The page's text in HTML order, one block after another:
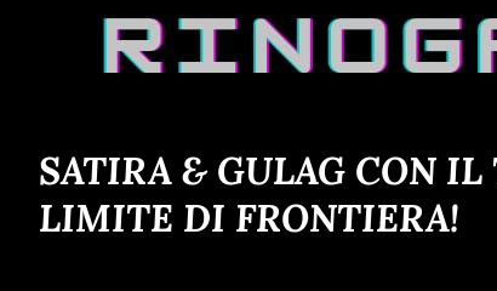
SATIRA & GULAG CON
LIMITE DI FRONTIERA!